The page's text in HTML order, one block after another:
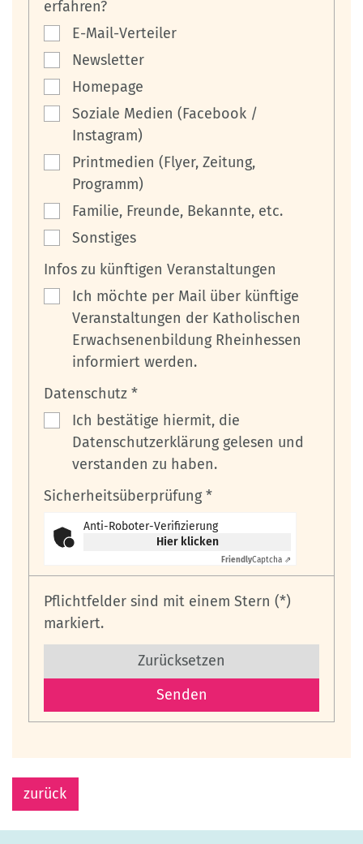
erfahren?
E-Mail-Verteiler
Newsletter
Homepage
Soziale Medien (Facebook /
Instagram)
Printmedien (Flyer, Zeitung,
Programm)
Familie, Freunde, Bekannte, etc.
Sonstiges
Infos zu künftigen Veranstaltungen
Ich möchte per Mail über künftige
Veranstaltungen der Katholischen
Erwachsenenbildung Rheinhessen
informiert werden.
Datenschutz *
Ich bestätige hiermit, die
Datenschutzerklärung gelesen und
verstanden zu haben.
Sicherheitsüberprüfung *
Anti-Roboter-Verifizierung
Hier klicken
FriendlyCaptcha ⇗
Pflichtfelder sind mit einem Stern (*)
markiert.
Zurücksetzen
zurück